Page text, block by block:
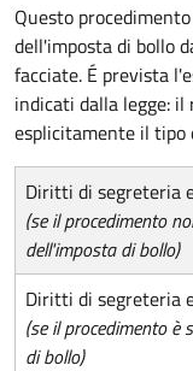
Questo
dell'imposta di bollo
facciate. É prevista
indicati dalla legge:
esplicitamente il tipo
Diritti di segreteria
(se il procedimento
dell'imposta di bollo)
Diritti di segreteria
(se il procedimento è
di bollo)